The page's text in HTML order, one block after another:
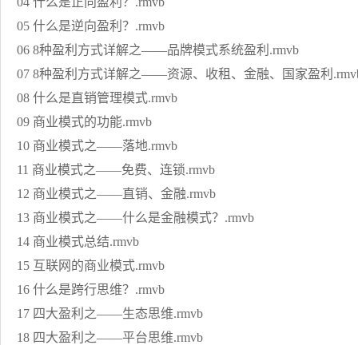
05 什么是逆向盈利？.rmvb
06 8种盈利方式详解之——品牌模式系统盈利.rmvb
07 8种盈利方式详解之——资源、收租、金融、国家盈利
08 什么是直销管理模式.rmvb
09 商业模式的功能.rmvb
10 商业模式之——落地.rmvb
11 商业模式之——免费、连锁.rmvb
12 商业模式之——直销、金融.rmvb
13 商业模式之——什么是金融模式？.rmvb
14 商业模式总结.rmvb
15 互联网的商业模式.rmvb
16 什么是跨行思维？.rmvb
17 四大盈利之——生态思维.rmvb
18 四大盈利之——平台思维.rmvb